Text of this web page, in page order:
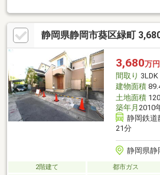
場合は現況優先◆土砂災害計画区域内＊
くり見返したいなという方は、【お気に
してください♪＊詳細を聞きたい方、購入
聞いてみたいという方は、【資料請求(無
【054-264-0511】お好きなところからお
せ、心よりお待ちしております♪
静岡県静岡市葵区緑町
3,680万円
間取り 3LDK
建物面積
土地面積
築年月 2010
静岡鉄道
21分
静岡県静
2階建て 都市ガス